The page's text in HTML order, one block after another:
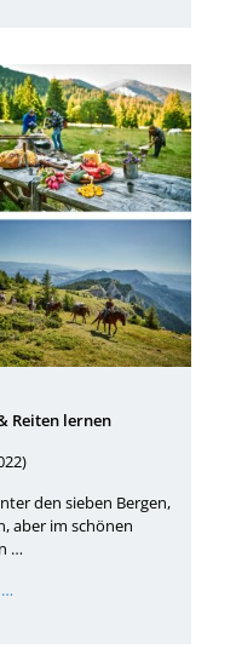
Reiten lernen
den sieben Bergen,
aber im schönen
…